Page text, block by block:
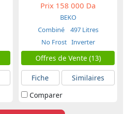
Prix 158 000 Da
BEKO
Combiné
497 Litres
No Frost Inverter
Offres de Vente (13)
Fiche
Similaires
Comparer